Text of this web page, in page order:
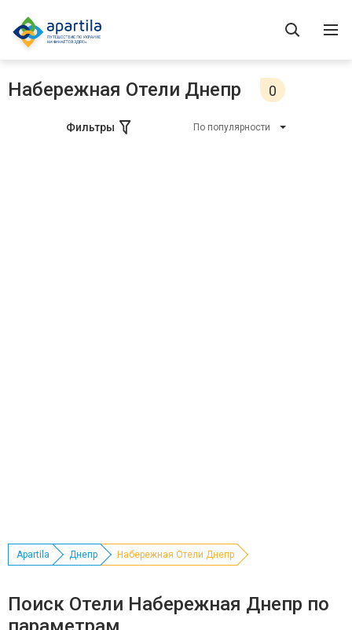
Набережная Отели Днепр 0
Фильтры По популярности
Apartila Днепр Набережная Отели Днепр
Поиск Отели Набережная Днепр по